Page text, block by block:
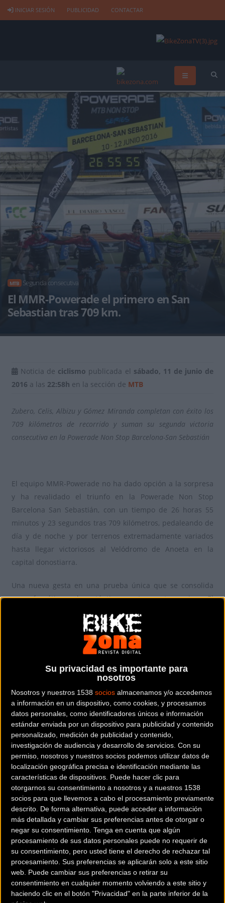
Su privacidad es importante para
nosotros
Nosotros y nuestros 1538 socios almacenamos y/o accedemos
a información en un dispositivo, como cookies, y procesamos
datos personales, como identificadores únicos e información
estándar enviada por un dispositivo para publicidad y contenido
personalizado, medición de publicidad y contenido,
investigación de audiencia y desarrollo de servicios. Con su
permiso, nosotros y nuestros socios podemos utilizar datos de
localización geográfica precisa e identificación mediante las
características de dispositivos. Puede hacer clic para
otorgarnos su consentimiento a nosotros y a nuestros 1538
socios para que llevemos a cabo el procesamiento previamente
descrito. De forma alternativa, puede acceder a información
más detallada y cambiar sus preferencias antes de otorgar o
negar su consentimiento. Tenga en cuenta que algún
procesamiento de sus datos personales puede no requerir de
su consentimiento, pero usted tiene el derecho de rechazar tal
procesamiento. Sus preferencias se aplicarán solo a este sitio
web. Puede cambiar sus preferencias o retirar su
consentimiento en cualquier momento volviendo a este sitio y
haciendo clic en el botón "Privacidad" en la parte inferior de la
INICIAR SESIÓN PUBLICIDAD CONTACTAR
MTB Segunda consecutiva
El MMR-Powerade el primero en San
Sebastian tras 709 km.
Noticia de ciclismo publicada el sábado, 11 de junio de
2016 a las 22:58h en la sección de MTB
Zubero, Celis, Albizu y Gómez Miranda completan con éxito los
709 kilómetros de recorrido y suman su segunda victoria
consecutiva en la Powerade Non Stop Barcelona-San Sebastián
El equipo MMR-Powerade no ha dado opción a la sorpresa
y ha revalidado el triunfo en la Powerade Non Stop
Barcelona San Sebastián, con un tiempo de 26 horas 55
minutos y 23 segundos tras 709 kilómetros, pedaleando de
día y de noche y por terrenos extremadamente variados
hasta llegar victoriosos al Velódromo de Anoeta en la
capital donostiarra.
Una nueva gesta en una prueba única que se consolida
como frenética y de auténtica aventura entre amigos. El
MMR-Powerade, formado por los vascos Julen Zubero y
Joseba Albizu, el cántabro Vidal Celis y el soriano José Luis
Gómez Miranda, han completado el recorrido de forma casi
perfecta, con una gran estrategia y solventando las
posibles dificultades de navegación y mecánicas.
“Creo que es una prueba que a todo el que le guste el
mountain bike debe hacer alguna vez en la vida, porque es
de gran compañerismo y de pasárselo genial disfrutando
con amigos de un recorrido espectacular. Somos un equipo
y hemos gozado con una nueva victoria”, ha declarado Vidal
Celis en meta tras el triunfo de su equipo.
Ha sido un duelo constante con el equipo Quipplan-
Pedalier-Jofemar, que incluso llegó a pasar primero por las
Estaciones de Hidratación de Calaf y Sariñena. Sin
embargo, una vez el MMR-Powerade volvió a tomar la
delantera en Zuera, voló hasta San Sebastián con una renta
superior a los 30 minutos respecto al segundo clasificado.
De hecho, los actuales vencedores han conquistado las dos
ediciones de la Powerade Non Stop Barcelona-San